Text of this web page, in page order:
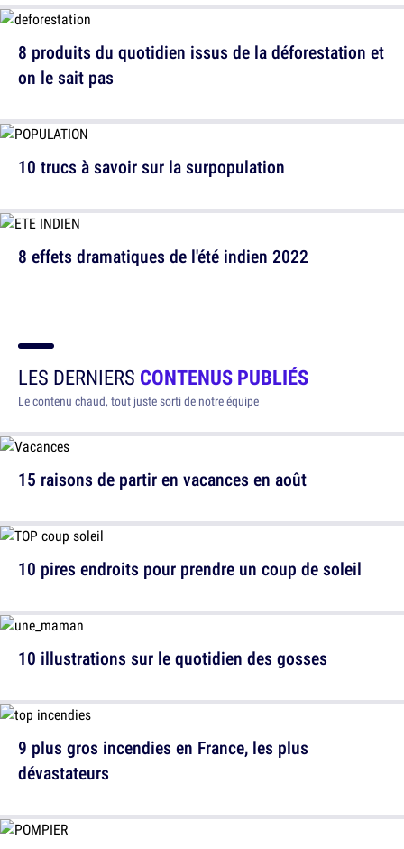
8 produits du quotidien issus de la déforestation et
on le sait pas
8 effets dramatiques de l'été indien 2022
10 trucs à savoir sur la surpopulation
LES DERNIERS CONTENUS PUBLIÉS
Le contenu chaud, tout juste sorti de notre équipe
15 raisons de partir en vacances en août
10 illustrations sur le quotidien des gosses
10 pires endroits pour prendre un coup de soleil
9 plus gros incendies en France, les plus
dévastateurs